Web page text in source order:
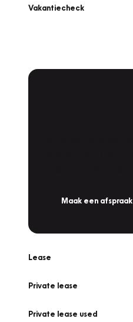
Vakantiecheck
Maak een afspraak
Lease
Private lease
Private lease used